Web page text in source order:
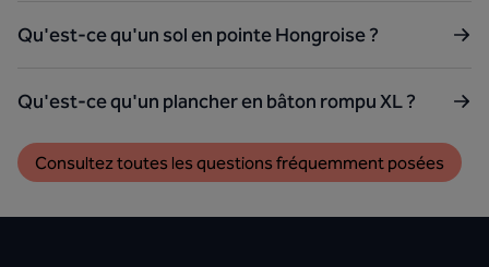
Qu'est-ce qu'un sol en pointe Hongroise ?
Qu'est-ce qu'un plancher en bâton rompu XL ?
Consultez toutes les questions fréquemment posées